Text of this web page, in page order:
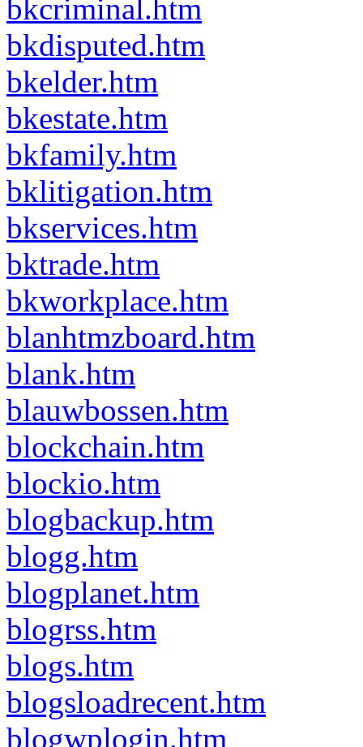
bkcriminal.htm
bkdisputed.htm
bkelder.htm
bkestate.htm
bkfamily.htm
bklitigation.htm
bkservices.htm
bktrade.htm
bkworkplace.htm
blanhtmzboard.htm
blank.htm
blauwbossen.htm
blockchain.htm
blockio.htm
blogbackup.htm
blogg.htm
blogplanet.htm
blogrss.htm
blogs.htm
blogsloadrecent.htm
blogwplogin.htm